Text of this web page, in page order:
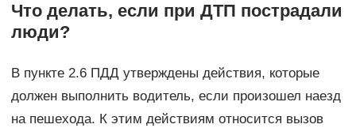
Что делать, если при ДТП пострадали
люди?
В пункте 2.6 ПДД утверждены действия, которые
должен выполнить водитель, если произошел наезд
на пешехода. К этим действиям относится вызов